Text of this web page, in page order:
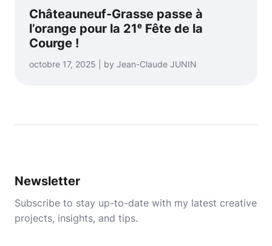
Châteauneuf-Grasse passe à
l’orange pour la 21ᵉ Fête de la
Courge !
octobre 17, 2025 | by Jean-Claude JUNIN
Newsletter
Subscribe to stay up-to-date with my latest creative
projects, insights, and tips.